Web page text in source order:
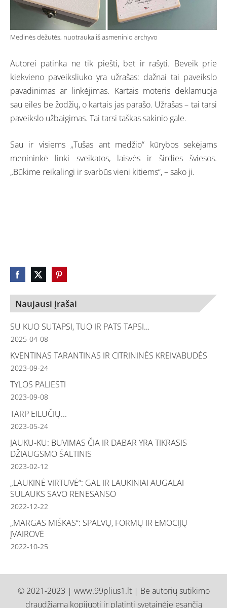
Naujausi įrašai
SU KUO SUTAPSI, TUO IR PATS TAPSI…
2025-04-08
KVENTINAS TARANTINAS IR CITRININĖS KREIVABUDĖS
2023-09-24
TYLOS PALIESTI
2023-09-08
TARP EILUČIŲ...
2023-05-24
JAUKU-KU: BUVIMAS ČIA IR DABAR YRA TIKRASIS
DŽIAUGSMO ŠALTINIS
2023-02-12
„LAUKINĖ VIRTUVĖ“: GAL IR LAUKINIAI AUGALAI
SULAUKS SAVO RENESANSO
2022-12-22
„MARGAS MIŠKAS“: SPALVŲ, FORMŲ IR EMOCIJŲ
ĮVAIROVĖ
2022-10-25
Medinės dėžutės, nuotrauka iš asmeninio archyvo
Autorei patinka ne tik piešti, bet ir rašyti. Beveik prie
kiekvieno paveiksliuko yra užrašas: dažnai tai paveikslo
pavadinimas ar linkėjimas. Kartais moteris deklamuoja
sau eiles be žodžių, o kartais jas parašo. Užrašas – tai tarsi
paveikslo užbaigimas. Tai tarsi taškas sakinio gale.
Sau ir visiems „Tušas ant medžio“ kūrybos sekėjams
menininkė linki sveikatos, laisvės ir širdies šviesos.
„Būkime reikalingi ir svarbūs vieni kitiems“, – sako ji.
© 2021-2023 | www.99plius1.lt | Be autorių sutikimo
draudžiama kopijuoti ir platinti svetainėje esančią